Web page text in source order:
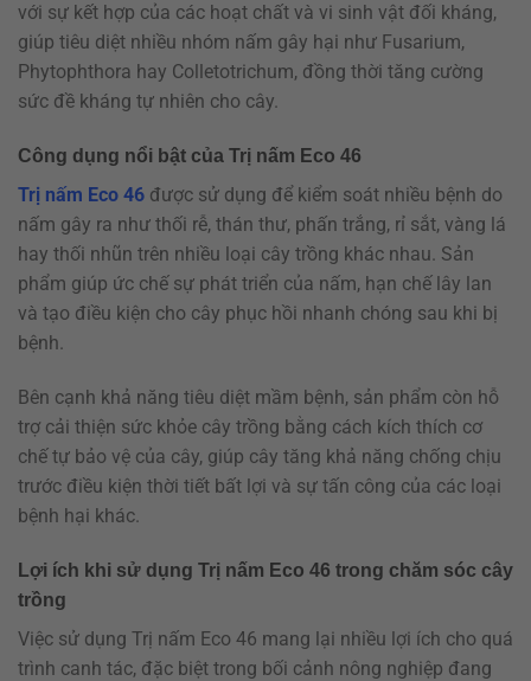
với sự kết hợp của các hoạt chất và vi sinh vật đối kháng,
giúp tiêu diệt nhiều nhóm nấm gây hại như Fusarium,
Phytophthora hay Colletotrichum, đồng thời tăng cường
sức đề kháng tự nhiên cho cây.
Công dụng nổi bật của Trị nấm Eco 46
Trị nấm Eco 46 được sử dụng để kiểm soát nhiều bệnh do
nấm gây ra như thối rễ, thán thư, phấn trắng, rỉ sắt, vàng lá
hay thối nhũn trên nhiều loại cây trồng khác nhau. Sản
phẩm giúp ức chế sự phát triển của nấm, hạn chế lây lan
và tạo điều kiện cho cây phục hồi nhanh chóng sau khi bị
bệnh.
Bên cạnh khả năng tiêu diệt mầm bệnh, sản phẩm còn hỗ
trợ cải thiện sức khỏe cây trồng bằng cách kích thích cơ
chế tự bảo vệ của cây, giúp cây tăng khả năng chống chịu
trước điều kiện thời tiết bất lợi và sự tấn công của các loại
bệnh hại khác.
Lợi ích khi sử dụng Trị nấm Eco 46 trong chăm sóc cây
trồng
Việc sử dụng Trị nấm Eco 46 mang lại nhiều lợi ích cho quá
trình canh tác, đặc biệt trong bối cảnh nông nghiệp đang